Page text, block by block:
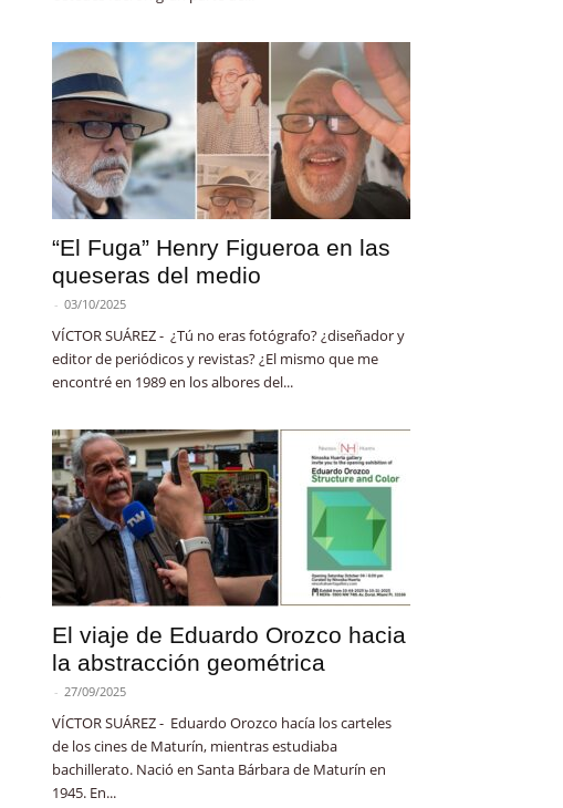
“El Fuga” Henry Figueroa en las
queseras del medio
- 03/10/2025
VÍCTOR SUÁREZ - ¿Tú no eras fotógrafo? ¿diseñador y
editor de periódicos y revistas? ¿El mismo que me
encontré en 1989 en los albores del...
El viaje de Eduardo Orozco hacia
la abstracción geométrica
- 27/09/2025
VÍCTOR SUÁREZ - Eduardo Orozco hacía los carteles
de los cines de Maturín, mientras estudiaba
bachillerato. Nació en Santa Bárbara de Maturín en
1945. En...